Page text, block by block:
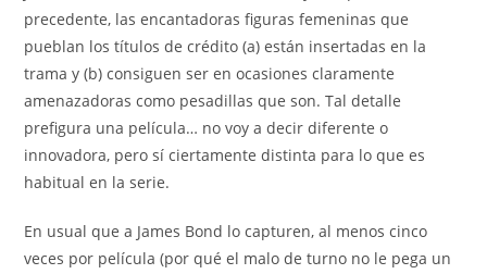
entrada:
precedente, las encantadoras figuras femeninas que
pueblan los títulos de crédito (a) están insertadas en la
trama y (b) consiguen ser en ocasiones claramente
amenazadoras como pesadillas que son. Tal detalle
prefigura una película… no voy a decir diferente o
innovadora, pero sí ciertamente distinta para lo que es
habitual en la serie.
En usual que a James Bond lo capturen, al menos cinco
veces por película (por qué el malo de turno no le pega un